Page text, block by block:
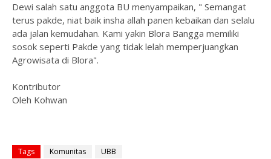
Dewi salah satu anggota BU menyampaikan, " Semangat
terus pakde, niat baik insha allah panen kebaikan dan selalu
ada jalan kemudahan. Kami yakin Blora Bangga memiliki
sosok seperti Pakde yang tidak lelah memperjuangkan
Agrowisata di Blora".
Kontributor
Oleh Kohwan
Tags Komunitas UBB